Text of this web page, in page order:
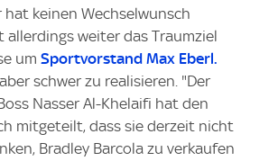
hat keinen Wechselwunsch
weiter das Traumziel
um Sportvorstand Max Eberl.
schwer zu realisieren. "Der
Nasser Al-Khelaifi hat den
mitgeteilt, dass sie derzeit nicht
Bradley Barcola zu verkaufen